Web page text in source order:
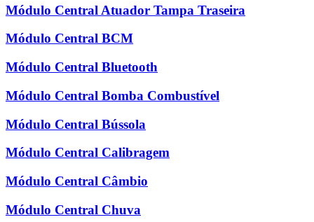
Módulo Central Atuador Tampa Traseira
Módulo Central BCM
Módulo Central Bluetooth
Módulo Central Bomba Combustível
Módulo Central Bússola
Módulo Central Calibragem
Módulo Central Câmbio
Módulo Central Chuva